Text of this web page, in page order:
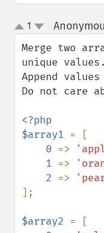
up
down
1
Merge two
unique values.
Append
Do not care
<?php
$array1 = [
0 =>
1 =>
2 =>
];
$array2 = [